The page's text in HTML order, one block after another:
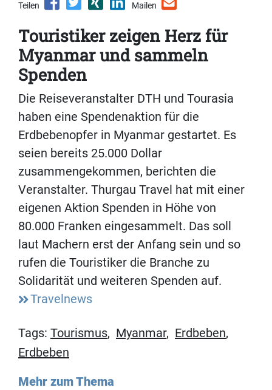
Teilen Mailen
Touristiker zeigen Herz für
Myanmar und sammeln
Spenden
Die Reiseveranstalter DTH und Tourasia
haben eine Spendenaktion für die
Erdbebenopfer in Myanmar gestartet. Es
seien bereits 25.000 Dollar
zusammengekommen, berichten die
Veranstalter. Thurgau Travel hat mit einer
eigenen Aktion Spenden in Höhe von
80.000 Franken eingesammelt. Das soll
laut Machern erst der Anfang sein und so
rufen die Touristiker die Branche zu
Solidarität und weiteren Spenden auf.
Travelnews
Tags: Tourismus, Myanmar, Erdbeben,
Erdbeben
Mehr zum Thema